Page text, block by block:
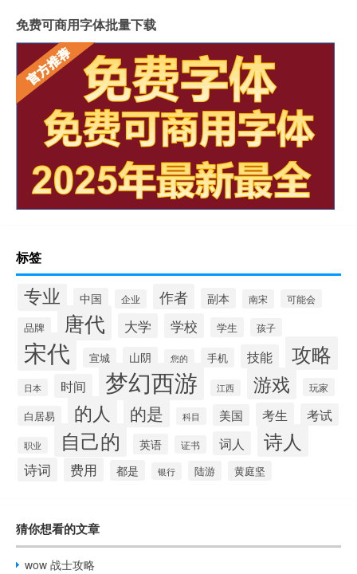
免费可商用字体批量下载
标签
专业 中国 企业 作者 副本 南宋 可能会
品牌 唐代 大学 学校 学生 孩子
宋代 宣城 山阴 您的 手机 技能 攻略
日本 时间 梦幻西游 江西 游戏 玩家
白居易 的人 的是 科目 美国 考生 考试
职业 自己的 英语 证书 词人 诗人
诗词 费用 都是 银行 陆游 黄庭坚
猜你想看的文章
wow 战士攻略